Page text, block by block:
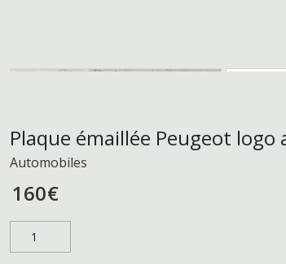
Plaque émaillée Peugeot logo
Automobiles
160€